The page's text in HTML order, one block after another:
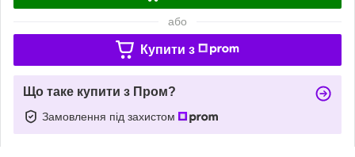
або
Купити з
Що таке купити з Пром?
Замовлення під захистом